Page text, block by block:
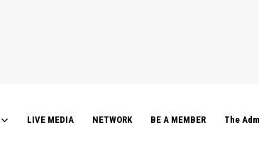
LIVE MEDIA NETWORK BE A MEMBER The